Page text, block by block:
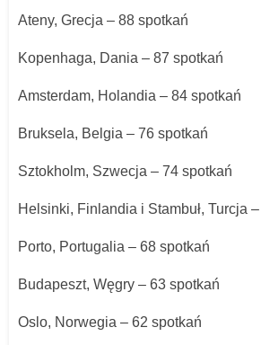
Ateny, Grecja – 88 spotkań
Kopenhaga, Dania – 87 spotkań
Amsterdam, Holandia – 84 spotkań
Bruksela, Belgia – 76 spotkań
Sztokholm, Szwecja – 74 spotkań
Helsinki, Finlandia i Stambuł, Turcja
Porto, Portugalia – 68 spotkań
Budapeszt, Węgry – 63 spotkań
Oslo, Norwegia – 62 spotkań